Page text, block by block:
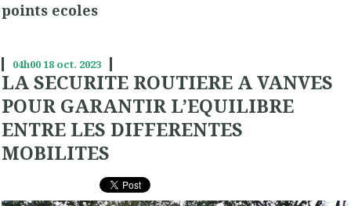
points ecoles
04h0018 oct. 2023
LA SECURITE ROUTIERE A VANVES
POUR GARANTIR L’EQUILIBRE
ENTRE LES DIFFERENTES
MOBILITES